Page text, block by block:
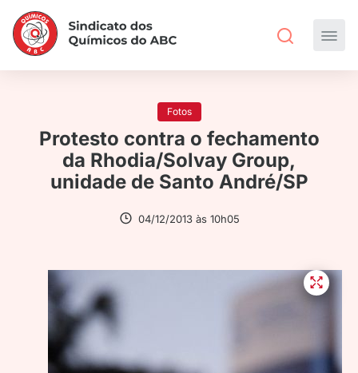
Fotos
Protesto contra o fechamento
da Rhodia/Solvay Group,
unidade de Santo André/SP
04/12/2013 às 10h05